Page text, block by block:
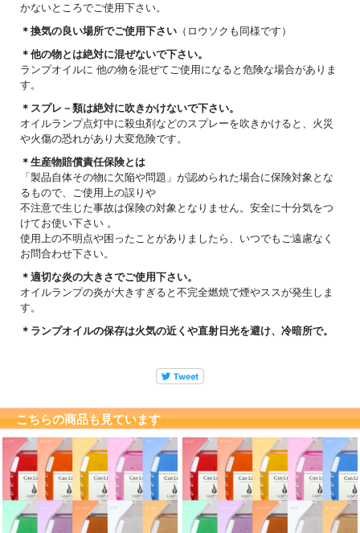
かないところでご使用下さい。
＊換気の良い場所でご使用下さい （ロウソクも同様です）
＊他の物とは絶対に混ぜないで下さい。
ランプオイルに 他の物を混ぜてご使用になると危険な場合がありま
す。
＊スプレ－類は絶対に吹きかけないで下さい。
オイルランプ点灯中に殺虫剤などのスプレーを吹きかけると、火災
や火傷の恐れがあり大変危険です。
＊生産物賠償責任保険とは
「製品自体その物に欠陥や問題」が認められた場合に保険対象とな
るもので、ご使用上の誤りや
不注意で生じた事故は保険の対象となりません。安全に十分気をつ
けてお使い下さい 。
使用上の不明点や困ったことがありましたら、いつでもご遠慮なく
お問合わせ下さい。
＊適切な炎の大きさでご使用下さい。
オイルランプの炎が大きすぎると不完全燃焼で煙やススが発生しま
す。
＊ランプオイルの保存は火気の近くや直射日光を避け、冷暗所で。
こちらの商品も見ています